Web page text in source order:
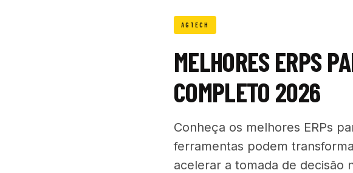
AGTECH
MELHORES ERPS
COMPLETO 2026
Conheça os melhores ERPs
ferramentas podem
acelerar a tomada de decisão